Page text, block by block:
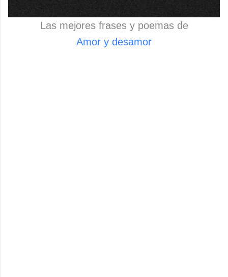
Las mejores frases y poemas de
Amor y desamor